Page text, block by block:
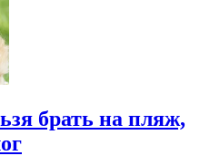
брать на пляж,